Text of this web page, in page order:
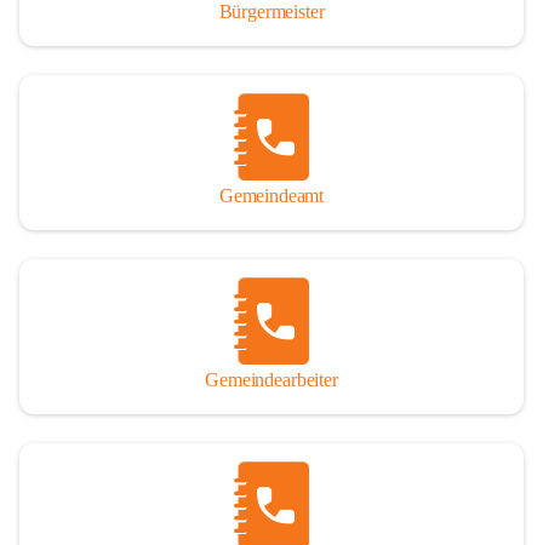
Der Zeitdruck war enorm, um das Werk auch zeitgerecht für das
Jubiläumsjahr abschließen zu können. Daher mag um Nachsicht
Ausführlichkeit behandelt erscheinen, oder auch der eine oder
andere Fehler unterlief. Die Autoren haben nach ihren
individuellen Möglichkeiten mit bestem Wissen und Gewissen
Andreas Rohatsch wurde auf das System der Fußnoten verzichtet.
Wo eine genaue Quellenangabe sinnvoll und notwendig erschien,
sind die entsprechenden Quellenhinweise in den fließenden Text
eingearbeitet. Der leichteren Lesbarkeit halber ist auch von einer
streng gendergerechten Ausdrucksform Abstand genommen
So darf ich Sie zu einer interessanten, vergnüglichen und
manchmal auch nachdenklich machenden Zeitreise durch die
Bürgermeister
Gemeindeamt
Gemeindearbeiter